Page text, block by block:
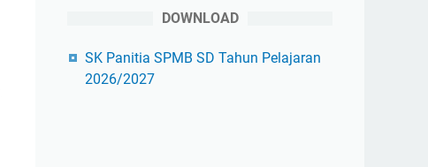
DOWNLOAD
SK Panitia SPMB SD Tahun Pelajaran
2026/2027